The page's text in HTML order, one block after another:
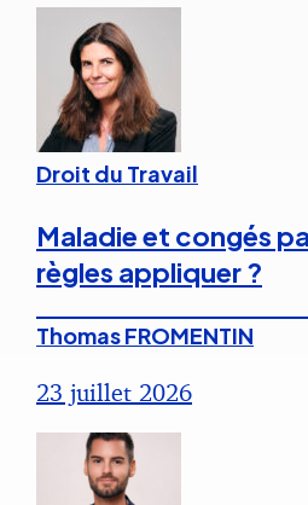
Droit du Travail
Maladie et congés
règles appliquer ?
Thomas FROMENTIN
23 juillet 2026